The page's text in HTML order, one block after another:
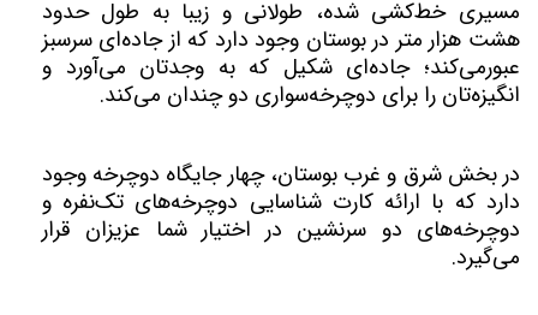
مسیری خط‌کشی ‌شده، طولانی و زیبا به ‌طول حدود
هشت ‌هزار متر در بوستان وجود دارد که از جاده‌ای سرسبز
عبورمی‌کند؛ جاده‌ای شکیل که به وجدتان می‌آورد و
انگیزه‌تان را برای دوچرخه‌سواری دو چندان می‌کند.
در بخش شرق و غرب بوستان، چهار جایگاه دوچرخه وجود
دارد که با ارائه کارت شناسایی دوچرخه‌های تک‌نفره و
دوچرخه‌های دو سرنشین در اختیار شما عزیزان قرار
می‌گیرد.